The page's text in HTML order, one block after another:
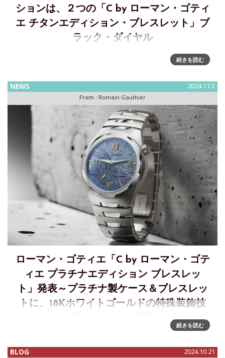
ションは、２つの「C by ローマン・ゴティ
エ チタンエディション・ブレスレット」ブ
ラック・ダイヤル
C by ローマン・ゴティエ チタンエディション・ブレスレット
に主張の強いブラックダイヤルが新たに登場グレー文字盤、
ン・ゴティエ チタンエディション ブレスレット」に、新た
続きを読む
NEWS 2024.11.5
From : Romain Gauthier
ローマン・ゴティエ「C by ローマン・ゴテ
ィエ プラチナエディション ブレスレッ
ト」発表～プラチナ製ケース＆ブレスレッ
トに、18Kホワイトゴールドの特殊装飾技
レット～「C by ローマン・ゴティエ プラチナエディション
続きを読む
BLOG 2024.10.21